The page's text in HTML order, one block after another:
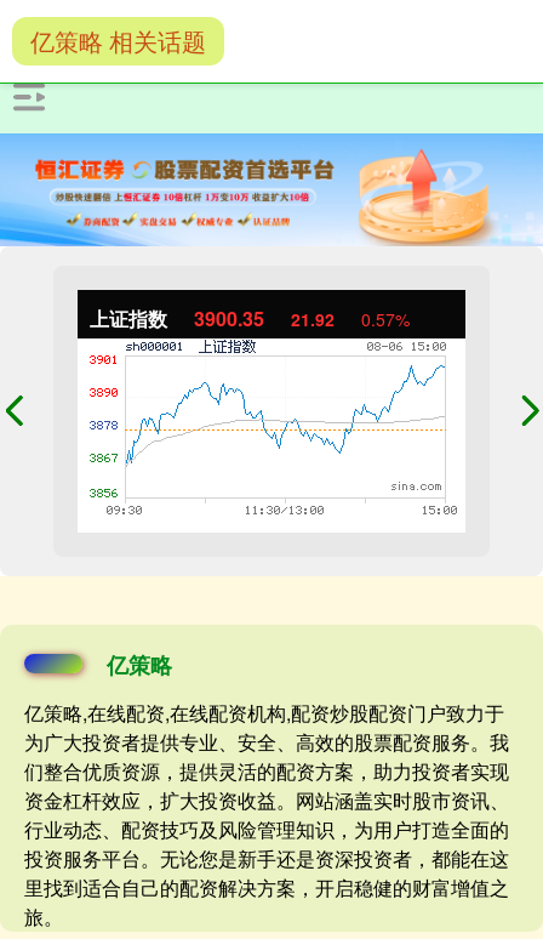
上证指数 3900.35 21.92 0.57%
亿策略
亿策略,在线配资,在线配资机构,配资炒股配资门户致力于
为广大投资者提供专业、安全、高效的股票配资服务。我
们整合优质资源，提供灵活的配资方案，助力投资者实现
资金杠杆效应，扩大投资收益。网站涵盖实时股市资讯、
行业动态、配资技巧及风险管理知识，为用户打造全面的
投资服务平台。无论您是新手还是资深投资者，都能在这
里找到适合自己的配资解决方案，开启稳健的财富增值之
旅。
亿策略 相关话题